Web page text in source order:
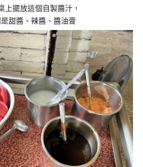
上擺放這個自製醬汁，
甜醬、辣醬、醬油膏